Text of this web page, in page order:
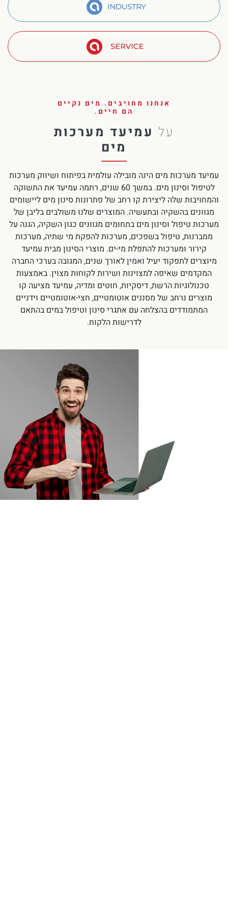
Industry
Amiad Service
אנחנו מחויבים. מים נקיים
הם חיים.
על עמיעד מערכות
מים
עמיעד מערכות מים הינה מובילה עולמית בפיתוח ושיווק מערכות
לטיפול וסינון מים. במשך 60 שנים, רתמה עמיעד את התשוקה
והמחויבות שלה ליצירת קו רחב של פתרונות סינון מים ליישומים
מגוונים בהשקיה ובתעשיה. המוצרים שלנו משולבים בליבן של
מערכות טיפול וסינון מים בתחומים מגוונים כגון השקיה, הגנה על
ממברנות, טיפול בשפכים, מערכות להפקת מי שתיה, מערכות
קירור ומערכות להתפלת מי-ים. מוצרי הסינון מבית עמיעד
מיוצרים לתפקוד יעיל ואמין לאורך שנים, המגובה בערכי החברה
המקדמים שאיפה למצוינות ושירות לקוחות מצוין. באמצעות
טכנולוגיות הרשת, דיסקיות, חוטים ומדיה, עמיעד מציעה קו
מוצרים נרחב של מסננים אוטומטיים, חצי-אוטומטיים וידניים
המתמודדים בהצלחה עם אתגרי סינון וטיפול במים בהתאם
לדרישות הלקוח.